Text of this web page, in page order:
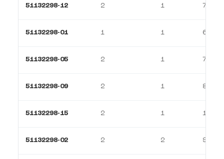
51132298-12 2 1 74 m²
51132298-01 1 1 67 m²
51132298-05 2 1 72 m²
51132298-09 2 1 81 m²
51132298-15 2 1 125
51132298-02 2 2 93 m²